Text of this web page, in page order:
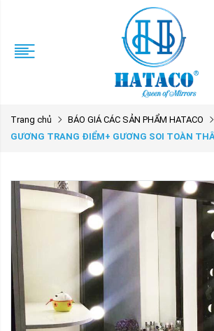
Trang chủ
BÁO GIÁ CÁC SẢN PHẨM HATACO
GƯƠNG TRANG ĐIỂM+ GƯƠNG SOI TOÀN